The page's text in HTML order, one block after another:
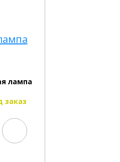
лампа
заказ